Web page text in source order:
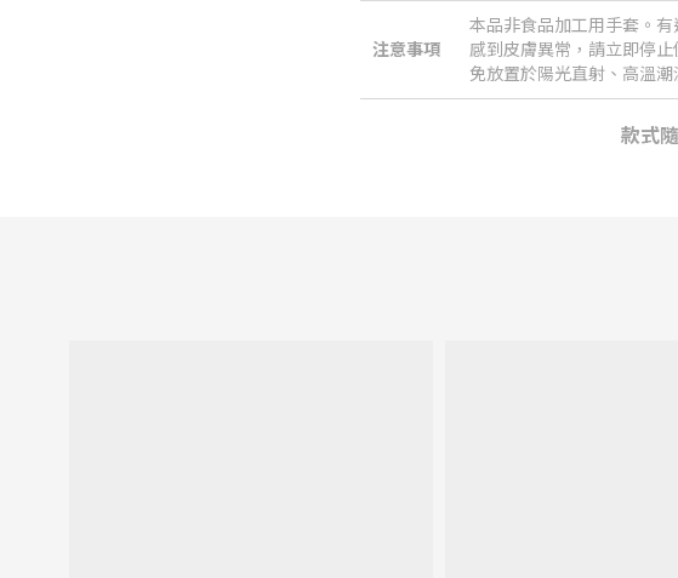
注意事項
本品非食品加工用手套。
感到皮膚異常，請立即停
免放置於陽光直射、高溫潮
款式